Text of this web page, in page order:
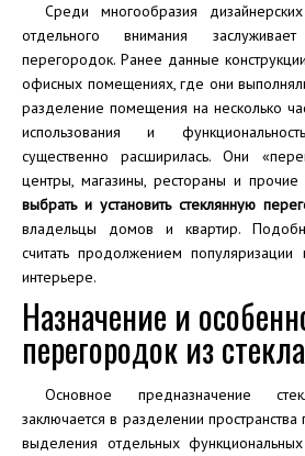
Среди многообразия
отдельного внимания
перегородок. Ранее данные
офисных помещениях, где они
разделение помещения на несколько
использования и
существенно расширилась. Они
центры, магазины, рестораны и
выбрать и установить стеклянную
владельцы домов и квартир.
считать продолжением популяризации
интерьере.
Назначение и
перегородок из стекла
Основное предназначение
заключается в разделении
выделения отдельных